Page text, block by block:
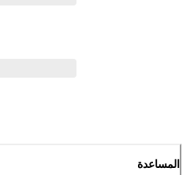
المساعدة